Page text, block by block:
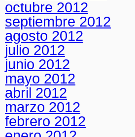
octubre 2012
septiembre 2012
agosto 2012
julio 2012
junio 2012
mayo 2012
abril 2012
marzo 2012
febrero 2012